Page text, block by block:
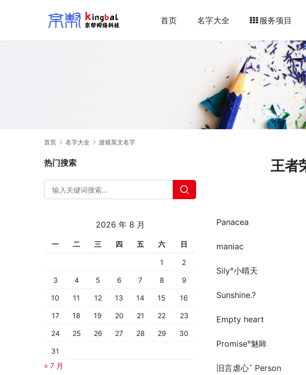
首页 名字大全 服务项目
首页 名字大全 游戏英文名字
王者
Panacea
maniac
Sily°小晴天
Sunshine.?
Empty heart
Promise°魅眸
旧言虐心ˇ Person
热门搜索
2026 年 8 月
一 二 三 四 五 六 日
1 2
3 4 5 6 7 8 9
10 11 12 13 14 15 16
17 18 19 20 21 22 23
24 25 26 27 28 29 30
31
« 7 月